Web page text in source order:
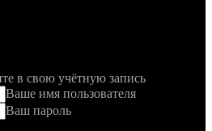
в свою учётную запись
Ваше имя пользователя
Ваш пароль